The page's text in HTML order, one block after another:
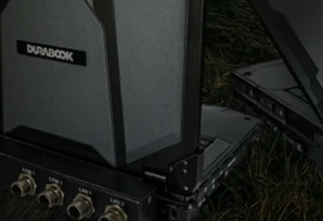
加固笔记本电
了解更多